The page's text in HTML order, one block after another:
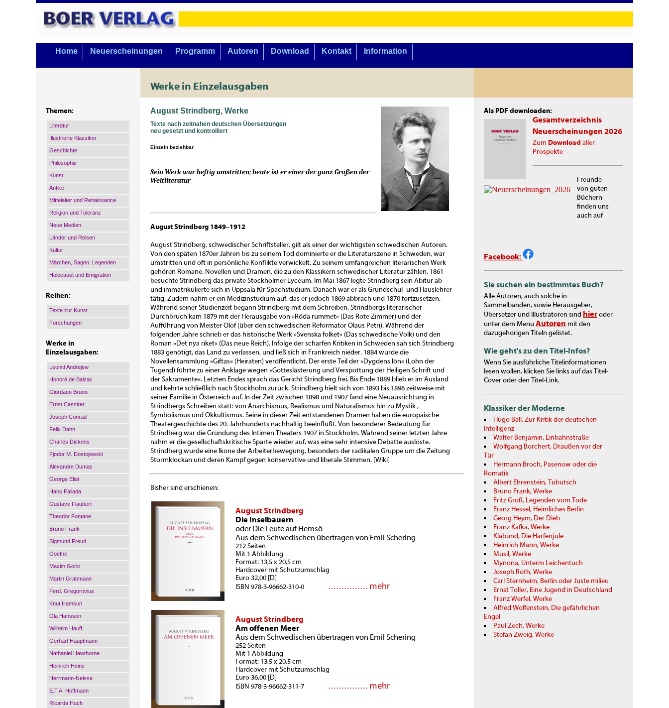
Home Neuerscheinungen Programm Autoren Download Kontakt Information
Werke in Einzelausgaben
Themen:
Literatur
Illustrierte Klassiker
Geschichte
Philosophie
Kunst
Antike
Mittelalter und Renaissance
Religion und Toleranz
Neue Medien
Länder und Reisen
Kultur
Märchen, Sagen, Legenden
Holocaust und Emigration
Reihen:
Texte zur Kunst
Forschungen
Werke in
Einzelausgaben:
Leonid Andrejew
Honoré de Balzac
Giordano Bruno
Ernst Cassirer
Joseph Conrad
Felix Dahn
Charles Dickens
Fjodor M. Dostojewski
Alexandre Dumas
George Eliot
Hans Fallada
Gustave Flaubert
Theodor Fontane
Bruno Frank
Sigmund Freud
Goethe
Maxim Gorki
Martin Grabmann
Ferd. Gregorovius
Knut Hamsun
Ola Hansson
Wilhelm Hauff
Gerhart Hauptmann
Nathaniel Hawthorne
Heinrich Heine
Herrmann-Neisse
E.T.A. Hoffmann
Ricarda Huch
August Strindberg, Werke
Texte nach zeitnahen deutschen Übersetzungen
neu gesetzt und kontrolliert
Einzeln beziehbar
Sein Werk war heftig umstritten; heute ist er einer der ganz Großen der
Weltliteratur
August Strindberg 1849–1912
August Strindberg, schwedischer Schriftsteller, gilt als einer der wichtigsten schwedischen Autoren.
Von den späten 1870er Jahren bis zu seinem Tod dominierte er die Literaturszene in Schweden, war
umstritten und oft in persönliche Konflikte verwickelt. Zu seinem umfangreichen literarischen Werk
gehören Romane, Novellen und Dramen, die zu den Klassikern schwedischer Literatur zählen. 1861
besuchte Strindberg das private Stockholmer Lyceum. Im Mai 1867 legte Strindberg sein Abitur ab
und immatrikulierte sich in Uppsala für Spachstudium. Danach war er als Grundschul- und Hauslehrer
tätig. Zudem nahm er ein Medizinstudium auf, das er jedoch 1869 abbrach und 1870 fortzusetzen.
Während seiner Studienzeit begann Strindberg mit dem Schreiben. Strindbergs literarischer
Durchbruch kam 1879 mit der Herausgabe von »Röda rummet« (Das Rote Zimmer) und der
Aufführung von Meister Olof (über den schwedischen Reformator Olaus Petri). Während der
folgenden Jahre schrieb er das historische Werk »Svenska folket« (Das schwedische Volk) und den
Roman »Det nya riket« (Das neue Reich). Infolge der scharfen Kritiken in Schweden sah sich Strindberg
1883 genötigt, das Land zu verlassen, und ließ sich in Frankreich nieder. 1884 wurde die
Novellensammlung »Giftas« (Heiraten) veröffentlicht. Der erste Teil der »Dygdens lön« (Lohn der
Tugend) führte zu einer Anklage wegen »Gotteslästerung und Verspottung der Heiligen Schrift und
der Sakramente«. Letzten Endes sprach das Gericht Strindberg frei. Bis Ende 1889 blieb er im Ausland
und kehrte schließlich nach Stockholm zurück. Strindberg hielt sich von 1893 bis 1896 zeitweise mit
seiner Familie in Österreich auf. In der Zeit zwischen 1898 und 1907 fand eine Neuausrichtung in
Strindbergs Schreiben statt: von Anarchismus, Realismus und Naturalismus hin zu Mystik ,
Symbolismus und Okkultismus. Seine in dieser Zeit entstandenen Dramen haben die europäische
Theatergeschichte des 20. Jahrhunderts nachhaltig beeinflußt. Von besonderer Bedeutung für
Strindberg war die Gründung des Intimen Theaters 1907 in Stockholm. Während seiner letzten Jahre
nahm er die gesellschaftskritische Sparte wieder auf, was eine sehr intensive Debatte auslöste.
Strindberg wurde eine Ikone der Arbeiterbewegung, besonders der radikalen Gruppe um die Zeitung
Stormklockan und deren Kampf gegen konservative und liberale Stimmen. [Wiki]
Bisher sind erschienen:
August Strindberg
Die Inselbauern
oder Die Leute auf Hemsö
Aus dem Schwedischen übertragen von Emil Schering
212 Seiten
Mit 1 Abbildung
Format: 13,5 x 20,5 cm
Hardcover mit Schutzumschlag
Euro 32,00 [D]
ISBN 978-3-96662-310-0 …………… mehr
August Strindberg
Am offenen Meer
Aus dem Schwedischen übertragen von Emil Schering
252 Seiten
Mit 1 Abbildung
Format: 13,5 x 20,5 cm
Hardcover mit Schutzumschlag
Euro 36,00 [D]
ISBN 978-3-96662-311-7 …………… mehr
Als PDF downloaden:
Gesamtverzeichnis
Neuerscheinungen 2026
Zum Download aller
Prospekte
Freunde
von guten
Büchern
finden uns
auch auf
Facebook:
Sie suchen ein bestimmtes Buch?
Alle Autoren, auch solche in
Sammelbänden, sowie Herausgeber,
Übersetzer und Illustratoren sind hieroder
unter dem Menu Autoren mit den
dazugehörigen Titeln gelistet.
Wie geht's zu den Titel-Infos?
Wenn Sie ausführliche Titelinformationen
lesen wollen, klicken Sie links auf das Titel-
Cover oder den Titel-Link.
Klassiker der Moderne
Hugo Ball, Zur Kritik der deutschen
Intelligenz
Walter Benjamin, Einbahnstraße
Wolfgang Borchert, Draußen vor der
Tür
Hermann Broch, Pasenow oder die
Romatik
Albert Ehrenstein, Tubutsch
Bruno Frank, Werke
Fritz Groß, Legenden vom Tode
Franz Hessel, Heimliches Berlin
Georg Heym, Der Dieb
Franz Kafka, Werke
Klabund, Die Harfenjule
Heinrich Mann, Werke
Musil, Werke
Mynona, Unterm Leichentuch
Joseph Roth, Werke
Carl Sternheim, Berlin oder Juste milieu
Ernst Toller, Eine Jugend in Deutschland
Franz Werfel, Werke
Alfred Wolfenstein, Die gefährlichen
Engel
Paul Zech, Werke
Stefan Zweig, Werke